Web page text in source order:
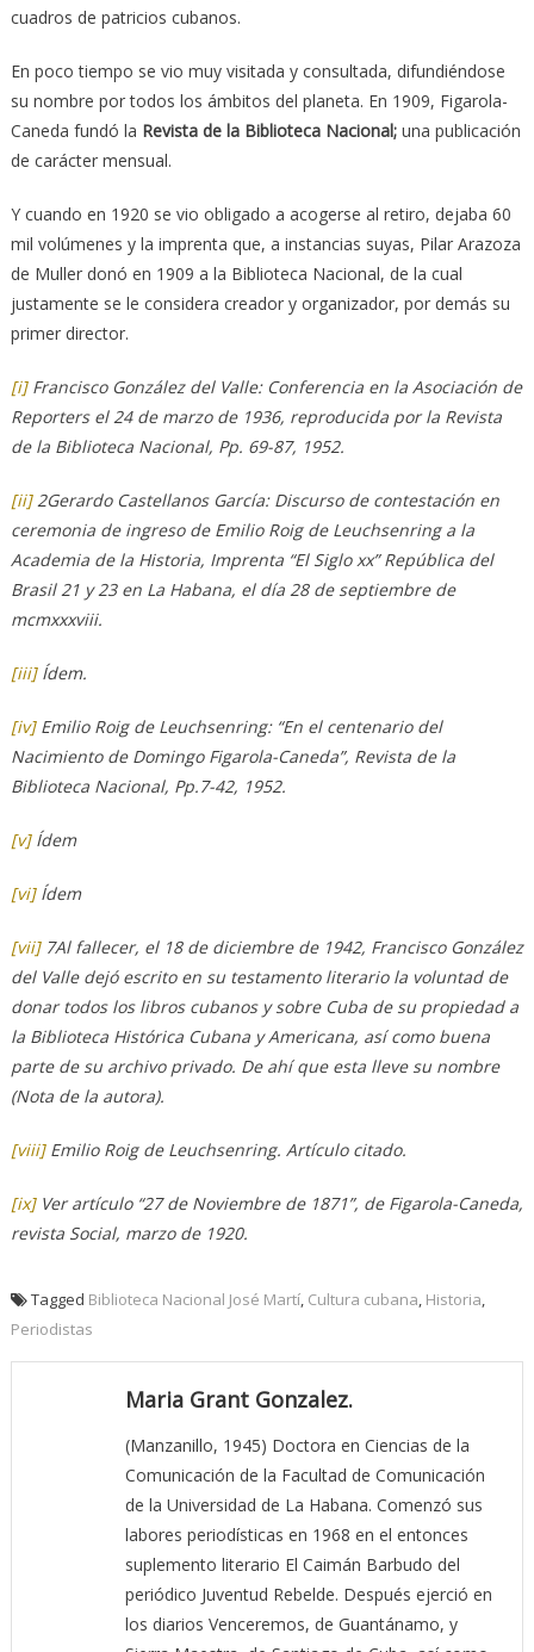
cuadros de patricios cubanos.
En poco tiempo se vio muy visitada y consultada, difundiéndose
su nombre por todos los ámbitos del planeta. En 1909, Figarola-
Caneda fundó la Revista de la Biblioteca Nacional;una publicación
de carácter mensual.
Y cuando en 1920 se vio obligado a acogerse al retiro, dejaba 60
mil volúmenes y la imprenta que, a instancias suyas, Pilar Arazoza
de Muller donó en 1909 a la Biblioteca Nacional, de la cual
justamente se le considera creador y organizador, por demás su
primer director.
[i]Francisco González del Valle: Conferencia en la Asociación de
Reporters el 24 de marzo de 1936, reproducida por la Revista
de la Biblioteca Nacional, Pp. 69-87, 1952.
[ii]2Gerardo Castellanos García: Discurso de contestación en
ceremonia de ingreso de Emilio Roig de Leuchsenring a la
Academia de la Historia, Imprenta “El Siglo xx” República del
Brasil 21 y 23 en La Habana, el día 28 de septiembre de
mcmxxxviii.
[iii]Ídem.
[iv]Emilio Roig de Leuchsenring: “En el centenario del
Nacimiento de Domingo Figarola-Caneda”, Revista de la
Biblioteca Nacional, Pp.7-42, 1952.
[v]Ídem
[vi]Ídem
[vii]7Al fallecer, el 18 de diciembre de 1942, Francisco González
del Valle dejó escrito en su testamento literario la voluntad de
donar todos los libros cubanos y sobre Cuba de su propiedad a
la Biblioteca Histórica Cubana y Americana, así como buena
parte de su archivo privado. De ahí que esta lleve su nombre
(Nota de la autora).
[viii]Emilio Roig de Leuchsenring. Artículo citado.
[ix]Ver artículo “27 de Noviembre de 1871”, de Figarola-Caneda,
revista Social, marzo de 1920.
Tagged Biblioteca Nacional José Martí, Cultura cubana Historia
Periodistas
Maria Grant Gonzalez.
(Manzanillo, 1945) Doctora en Ciencias de la
Comunicación de la Facultad de Comunicación
de la Universidad de La Habana. Comenzó sus
labores periodísticas en 1968 en el entonces
suplemento literario El Caimán Barbudo del
periódico Juventud Rebelde. Después ejerció en
los diarios Venceremos, de Guantánamo, y